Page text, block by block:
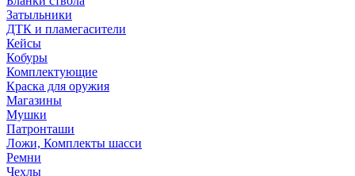
Затыльники
ДТК и пламегасители
Кейсы
Кобуры
Комплектующие
Краска для оружия
Магазины
Мушки
Патронташи
Ложи, Комплекты шасси
Ремни
Чехлы